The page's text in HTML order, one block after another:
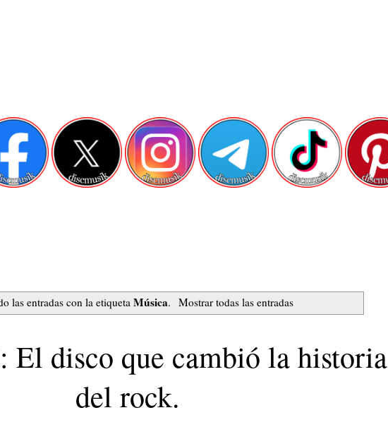
las entradas con la etiquetaMúsica. Mostrar todas las entradas
El disco que cambió la historia
del rock.